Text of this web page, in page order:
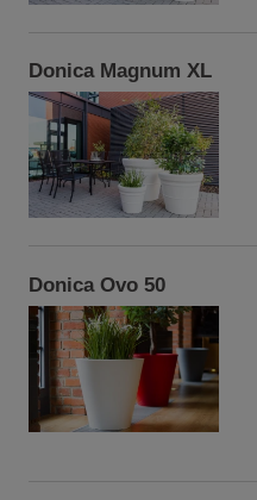
Donica Magnum XL
Donica Ovo 50